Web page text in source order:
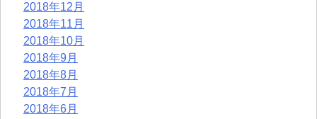
2018年12月
2018年11月
2018年10月
2018年9月
2018年8月
2018年7月
2018年6月